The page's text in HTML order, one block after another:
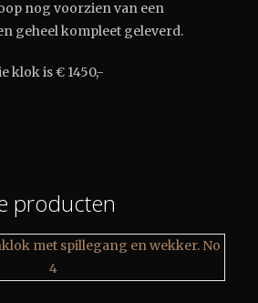
nog voorzien van een
geheel kompleet geleverd.
klok is € 1450,-
producten